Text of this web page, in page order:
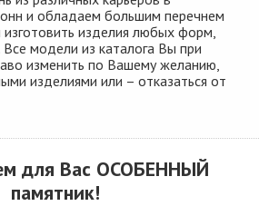
и обладаем большим перечнем
изделия любых форм,
модели из каталога Вы при
изменить по Вашему желанию,
изделиями или – отказаться от
для Вас ОСОБЕННЫЙ
памятник!